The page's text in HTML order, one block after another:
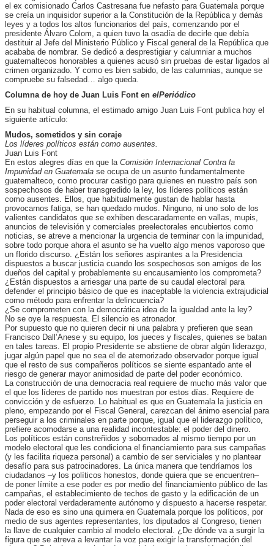
el ex comisionado Carlos Castresana fue nefasto para Guatemala porque
se creía un inquisidor superior a la Constitución de la República y demás
leyes y a todos los altos funcionarios del país, comenzando por el
presidente Álvaro Colom, a quien tuvo la osadía de decirle que debía
destituir al Jefe del Ministerio Público y Fiscal general de la República que
acababa de nombrar. Se dedicó a desprestigiar y calumniar a muchos
guatemaltecos honorables a quienes acusó sin pruebas de estar ligados al
crimen organizado. Y como es bien sabido, de las calumnias, aunque se
compruebe su falsedad… algo queda.
Columna de hoy de Juan Luis Font en elPeriódico
En su habitual columna, el estimado amigo Juan Luis Font publica hoy el
siguiente artículo:
Mudos, sometidos y sin coraje
Los líderes políticos están como ausentes.
Juan Luis Font
En estos alegres días en que la Comisión Internacional Contra la
Impunidad en Guatemala se ocupa de un asunto fundamentalmente
guatemalteco, como procurar castigo para quienes en nuestro país son
sospechosos de haber transgredido la ley, los líderes políticos están
como ausentes. Ellos, que habitualmente gustan de hablar hasta
provocarnos fatiga, se han quedado mudos. Ninguno, ni uno solo de los
valientes candidatos que se exhiben descaradamente en vallas, mupis,
anuncios de televisión y comerciales preelectorales encubiertos como
noticias, se atreve a mencionar la urgencia de terminar con la impunidad,
sobre todo porque ahora el asunto se ha vuelto algo menos vaporoso que
un florido discurso. ¿Están los señores aspirantes a la Presidencia
dispuestos a buscar justicia cuando los sospechosos son amigos de los
dueños del capital y probablemente su encausamiento los comprometa?
¿Están dispuestos a arriesgar una parte de su caudal electoral para
defender el principio básico de que es inaceptable la violencia extrajudicial
como método para enfrentar la delincuencia?
¿Se comprometen con la democrática idea de la igualdad ante la ley?
No se oye la respuesta. El silencio es atronador.
Por supuesto que no quieren decir ni una palabra y prefieren que sean
Francisco Dall’Anese y su equipo, los jueces y fiscales, quienes se batan
en tales tareas. El propio Presidente se abstiene de obrar algún liderazgo,
jugar algún papel que no sea el de atemorizado observador porque igual
que el resto de sus compañeros políticos se siente espantado ante el
riesgo de generar mayor animosidad de parte del poder económico.
La construcción de una democracia real requiere de mucho más valor que
el que los líderes de partido nos muestran por estos días. Requiere de
convicción y de esfuerzo. Lo habitual es que en Guatemala la justicia en
pleno, empezando por el Fiscal General, carezcan del ánimo esencial para
perseguir a los criminales en parte porque, igual que el liderazgo político,
prefiere acomodarse a una realidad incontestable: el poder del dinero.
Los políticos están constreñidos y sobornados al mismo tiempo por un
modelo electoral que les condiciona el financiamiento para sus campañas
(y les facilita riqueza personal) a cambio de ser serviciales y no plantear
desafío para sus patrocinadores. La única manera que tendríamos los
ciudadanos –y los políticos honestos, donde quiera que se encuentren–
de poner límite a ese poder es por medio del financiamiento público de las
campañas, el establecimiento de techos de gasto y la edificación de un
poder electoral verdaderamente autónomo y dispuesto a hacerse respetar.
Nada de eso es sino una quimera en Guatemala porque los políticos, por
medio de sus agentes representantes, los diputados al Congreso, tienen
la llave de cualquier cambio al modelo electoral. ¿De dónde va a surgir la
figura que se atreva a levantar la voz para exigir la transformación del